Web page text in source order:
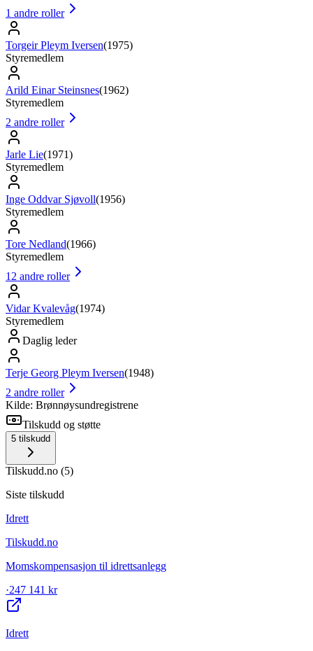
1 andre roller
Torgeir Pleym Iversen(1975)
Styremedlem
Arild Einar Steinsnes(1962)
Styremedlem
2 andre roller
Jarle Lie(1971)
Styremedlem
Inge Oddvar Sjøvoll(1956)
Styremedlem
Tore Nedland(1966)
Styremedlem
12 andre roller
Vidar Kvalevåg(1974)
Styremedlem
Daglig leder
Terje Georg Pleym Iversen(1948)
2 andre roller
Kilde: Brønnøysundregistrene
Tilskudd og støtte
5 tilskudd
Tilskudd.no (5)
Siste tilskudd
Idrett
Tilskudd.no
Momskompensasjon til idrettsanlegg
·247 141 kr
Idrett